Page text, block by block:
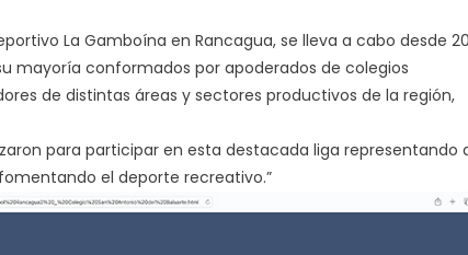
La Gamboína en Rancagua, se lleva a cabo desde
mayoría conformados por apoderados de colegios
de distintas áreas y sectores productivos de la región,
para participar en esta destacada liga representando
el deporte recreativo.”